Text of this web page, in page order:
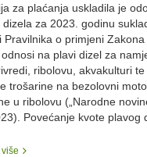
za plaćanja uskladila je
dizela za 2023. godinu
Pravilnika o primjeni
na plavi dizel za
ribolovu, akvakulturi
trošarine na bezolovni
u ribolovu („Narodne
Povećanje kvote plavog